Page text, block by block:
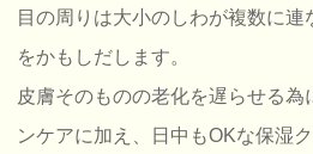
目の周りは大小のしわが複数に
をかもしだします。
皮膚そのものの老化を遅らせる為
ンケアに加え、日中もOKな保湿